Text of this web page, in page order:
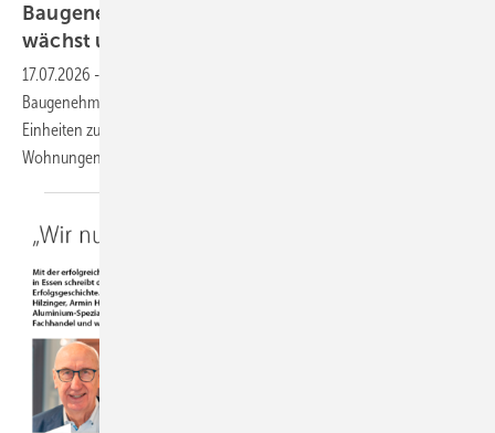
Baugenehmigungen im Mai: Wohnungsbau
wächst um fast 25
17.07.2026 -
Baugenehmigungen für Wohnungen legten im Mai um 25 % auf 21.000
Einheiten zu. Im bisherigen Jahresverlauf wurden bereits 105.000
Wohnungen genehmigt – 15 % mehr als im